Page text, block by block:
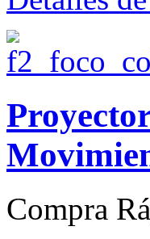
Compra